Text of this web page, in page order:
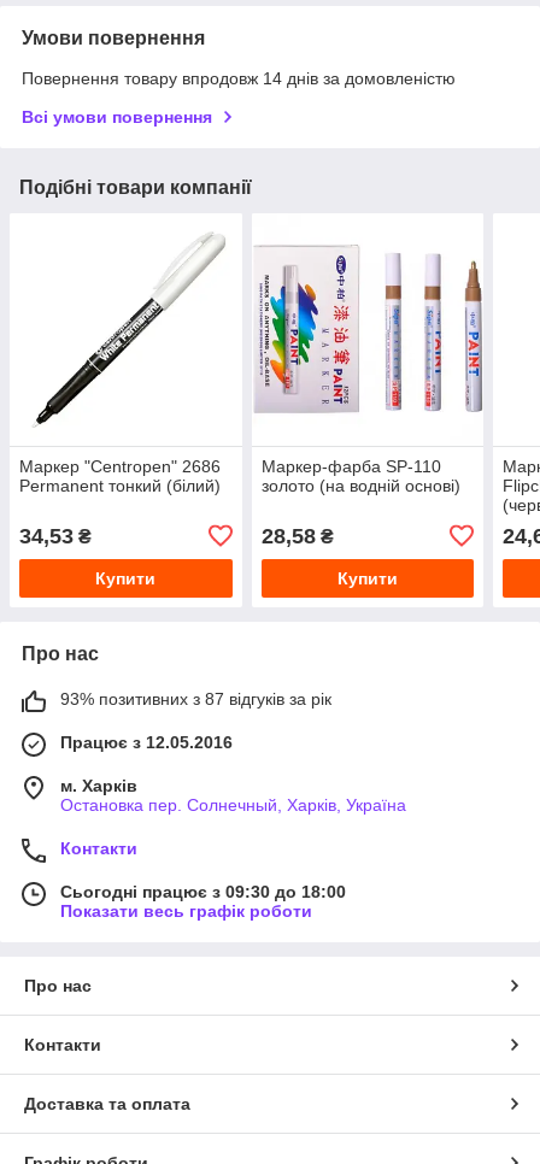
Умови повернення
Повернення товару впродовж 14 днів за домовленістю
Всі умови повернення
Подібні товари компанії
Маркер "Centropen" 2686
Permanent тонкий (білий)
34,53 ₴
Купити
Маркер-фарба SP-110
золото (на водній основі)
28,58₴
Купити
Про нас
93% позитивних з 87 відгуків за рік
Працює з 12.05.2016
м. Харків
Остановка пер. Солнечный, Харків, Україна
Контакти
Сьогодні працює з 09:30 до 18:00
Показати весь графік роботи
Про нас
Контакти
Доставка та оплата